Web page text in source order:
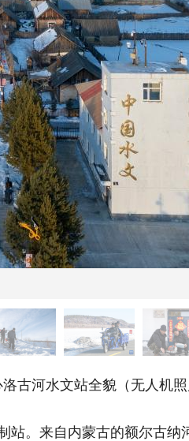
古河水文站全貌（无人机
。来自内蒙古的额尔古纳